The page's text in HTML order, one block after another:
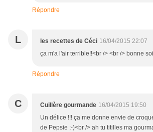
Répondre
L les recettes de Céci 16/04/2015 22:07
ça m'a l'air terrible!!<br /> <br /> bonne
Répondre
C Cuillère gourmande 16/04/2015 19:50
Un délice !!! ça me donne envie de
de Pepsie ;-)<br /> ah tu titilles ma